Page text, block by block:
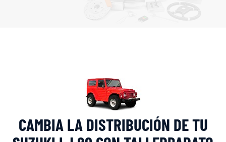
CAMBIA LA DISTRIBUCIÓN DE TU